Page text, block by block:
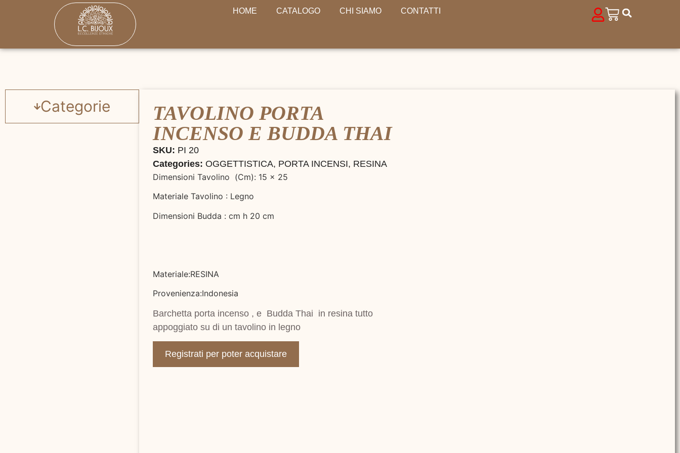
HOME CATALOGO CHI SIAMO CONTATTI
Categorie
TAVOLINO PORTA
INCENSO E BUDDA THAI
SKU: PI 20
Categories: OGGETTISTICA, PORTA INCENSI, RESINA
Dimensioni Tavolino (Cm): 15 x 25
Materiale Tavolino : Legno
Dimensioni Budda : cm h 20 cm
Materiale:RESINA
Provenienza:Indonesia
Barchetta porta incenso , e Budda Thai in resina tutto
appoggiato su di un tavolino in legno
Registrati per poter acquistare